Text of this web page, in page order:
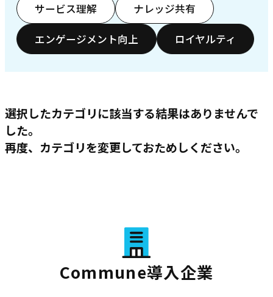
サービス理解 ナレッジ共有
エンゲージメント向上 ロイヤルティ
選択したカテゴリに該当する結果はありませんで
した。
再度、カテゴリを変更しておためしください。
Commune導入企業